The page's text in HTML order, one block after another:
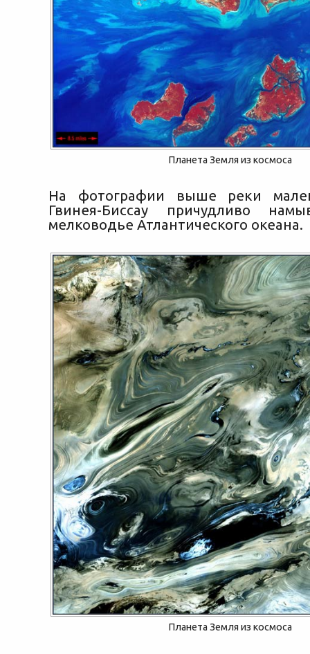
Планета Земля из космоса
На фотографии выше реки
Гвинея-Биссау причудливо
мелководье Атлантического океана.
Планета Земля из космоса